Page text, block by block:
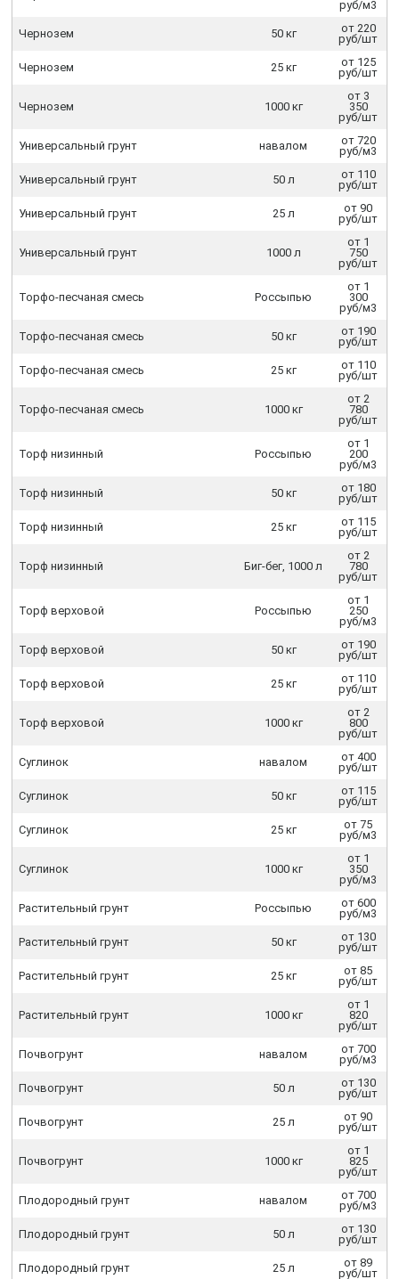
руб/м3
Чернозем 50 кг
от 220
руб/шт
Чернозем 25 кг
от 125
руб/шт
Чернозем 1000 кг
от 3
350
руб/шт
Универсальный грунт навалом
от 720
руб/м3
Универсальный грунт 50 л
от 110
руб/шт
Универсальный грунт 25 л
от 90
руб/шт
Универсальный грунт 1000 л
от 1
750
руб/шт
Торфо-песчаная смесь Россыпью
от 1
300
руб/м3
Торфо-песчаная смесь 50 кг
от 190
руб/шт
Торфо-песчаная смесь 25 кг
от 110
руб/шт
Торфо-песчаная смесь 1000 кг
от 2
780
руб/шт
Торф низинный Россыпью
от 1
200
руб/м3
Торф низинный 50 кг
от 180
руб/шт
Торф низинный 25 кг
от 115
руб/шт
Торф низинный Биг-бег, 1000 л
от 2
780
руб/шт
Торф верховой Россыпью
от 1
250
руб/м3
Торф верховой 50 кг
от 190
руб/шт
Торф верховой 25 кг
от 110
руб/шт
Торф верховой 1000 кг
от 2
800
руб/шт
Суглинок навалом
от 400
руб/шт
Суглинок 50 кг
от 115
руб/шт
Суглинок 25 кг
от 75
руб/м3
Суглинок 1000 кг
от 1
350
руб/м3
Растительный грунт Россыпью
от 600
руб/м3
Растительный грунт 50 кг
от 130
руб/шт
Растительный грунт 25 кг
от 85
руб/шт
Растительный грунт 1000 кг
от 1
820
руб/шт
Почвогрунт навалом
от 700
руб/м3
Почвогрунт 50 л
от 130
руб/шт
Почвогрунт 25 л
от 90
руб/шт
Почвогрунт 1000 кг
от 1
825
руб/шт
Плодородный грунт навалом
от 700
руб/м3
Плодородный грунт 50 л
от 130
руб/шт
Плодородный грунт 25 л
от 89
руб/шт